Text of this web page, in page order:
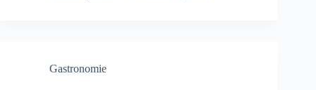
Gastronomie